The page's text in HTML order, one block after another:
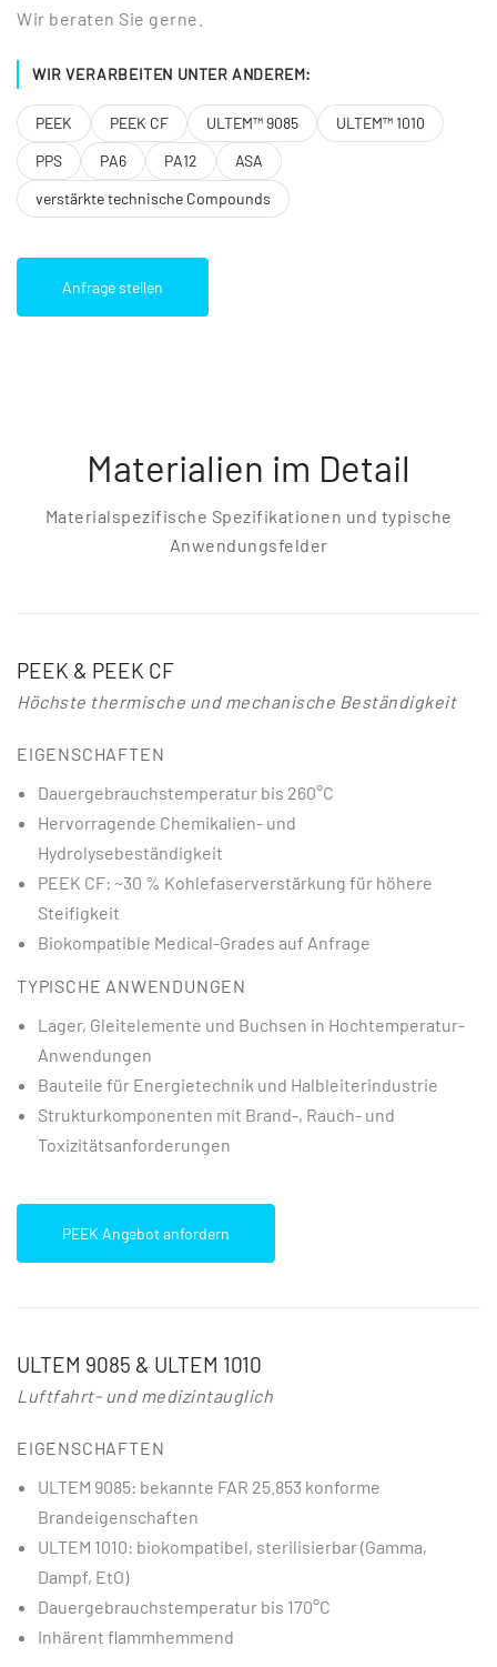
Wir beraten Sie gerne.
WIR VERARBEITEN UNTER ANDEREM:
PEEK PEEK CF ULTEM™ 9085
ULTEM™ 1010
PPS
PA6 PA12
ASA
verstärkte technische Compounds
Anfrage stellen
Materialien im Detail
Materialspezifische Spezifikationen und typische
Anwendungsfelder
PEEK & PEEK CF
Höchste thermische und mechanische Beständigkeit
EIGENSCHAFTEN
Dauergebrauchstemperatur bis 260°C
Hervorragende Chemikalien- und
Hydrolysebeständigkeit
PEEK CF: ~30 % Kohlefaserverstärkung für höhere
Steifigkeit
Biokompatible Medical-Grades auf Anfrage
TYPISCHE ANWENDUNGEN
Lager, Gleitelemente und Buchsen in Hochtemperatur-
Anwendungen
Bauteile für Energietechnik und Halbleiterindustrie
Strukturkomponenten mit Brand-, Rauch- und
Toxizitätsanforderungen
PEEK Angebot anfordern
ULTEM 9085 & ULTEM 1010
Luftfahrt- und medizintauglich
EIGENSCHAFTEN
ULTEM 9085: bekannte FAR 25.853 konforme
Brandeigenschaften
ULTEM 1010: biokompatibel, sterilisierbar (Gamma,
Dampf, EtO)
Dauergebrauchstemperatur bis 170°C
Inhärent flammhemmend